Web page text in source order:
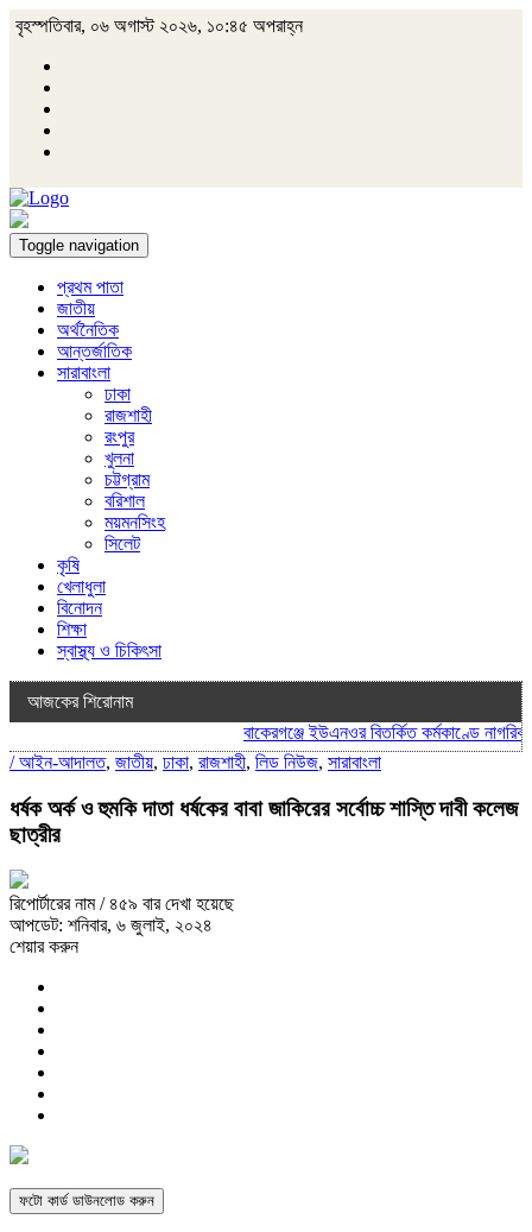
বৃহস্পতিবার, ০৬ অগাস্ট ২০২৬, ১০:৪৫ অপরাহ্ন
Toggle navigation
প্রথম পাতা
জাতীয়
অর্থনৈতিক
আন্তর্জাতিক
সারাবাংলা
ঢাকা
রাজশাহী
রংপুর
খুলনা
চট্টগ্রাম
বরিশাল
ময়মনসিংহ
সিলেট
কৃষি
খেলাধুলা
বিনোদন
শিক্ষা
স্বাস্থ্য ও চিকিৎসা
আজকের শিরোনাম
বাকেরগঞ্জে ইউএনওর বিতর্কিত কর্মকাণ্ডে নাগরিক
/আইন-আদালত, জাতীয়, ঢাকা, রাজশাহী, লিড নিউজ, সারাবাংলা
ধর্ষক অর্ক ও হুমকি দাতা ধর্ষকের বাবা জাকিরের সর্বোচ্চ শাস্তি দাবী কলেজ
ছাত্রীর
রিপোর্টারের নাম/ ৪৫৯ বার দেখা হয়েছে
আপডেট: শনিবার, ৬ জুলাই, ২০২৪
শেয়ার করুন
ফটো কার্ড ডাউনলোড করুন